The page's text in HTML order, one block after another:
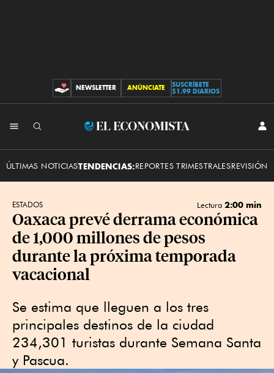
CONTRIBUCIONES
NEWSLETTER ANÚNCIATE
SUSCRÍBETE
$1.99 DIARIOS
El
ÚLTIMAS NOTICIASTENDENCIAS:REPORTES TRIMESTRALESREVISIÓN
ESTADOS Lectura 2:00 min
Oaxaca prevé derrama económica
de 1,000 millones de pesos
durante la próxima temporada
vacacional
Se estima que lleguen a los tres
principales destinos de la ciudad
234,301 turistas durante Semana Santa
y Pascua.